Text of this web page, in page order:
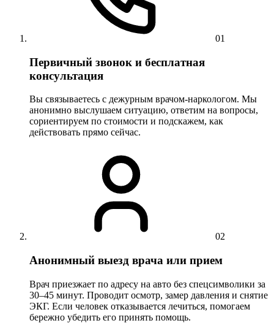
01
Первичный звонок и бесплатная
консультация
Вы связываетесь с дежурным врачом-наркологом. Мы
анонимно выслушаем ситуацию, ответим на вопросы,
сориентируем по стоимости и подскажем, как
действовать прямо сейчас.
02
Анонимный выезд врача или прием
Врач приезжает по адресу на авто без спецсимволики за
30–45 минут. Проводит осмотр, замер давления и снятие
ЭКГ. Если человек отказывается лечиться, помогаем
бережно убедить его принять помощь.